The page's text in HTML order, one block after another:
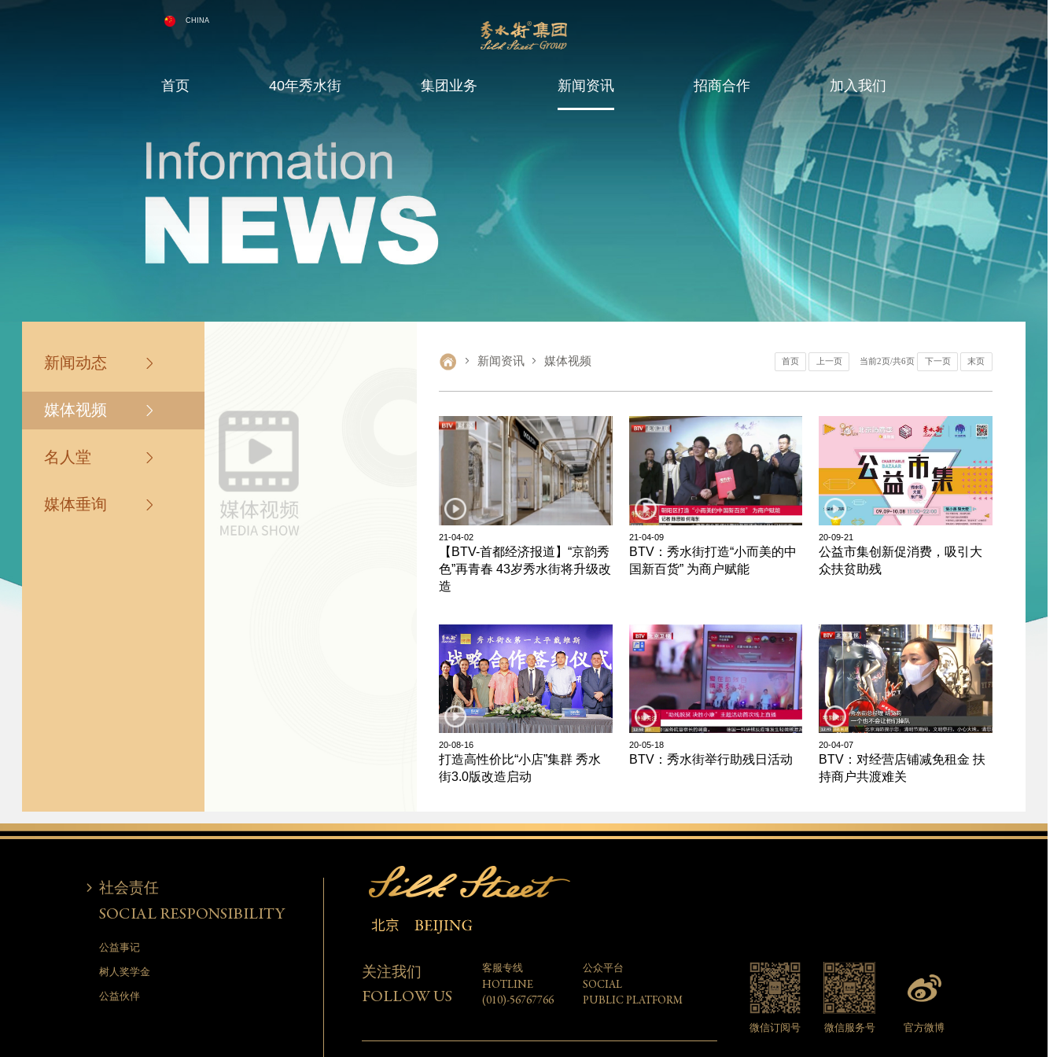
CHINA
首页 40年秀水街 集团业务 新闻资讯 招商合作 加入我们
品牌故事
集团荣誉墙
秀水街商业
品质中国
新闻动态
媒体视频
选商手册
人才理念
团队建设
新闻动态
媒体视频
名人堂
媒体垂询
新闻资讯 媒体视频 首页 上一页 当前2页/共6页 下一页 末页
21-04-02
【BTV-首都经济报道】“京韵秀
色”再青春 43岁秀水街将升级改
造
21-04-09
BTV：秀水街打造“小而美的中
国新百货” 为商户赋能
20-09-21
公益市集创新促消费，吸引大
众扶贫助残
20-08-16
打造高性价比“小店”集群 秀水
街3.0版改造启动
20-05-18
BTV：秀水街举行助残日活动
20-04-07
BTV：对经营店铺减免租金 扶
持商户共渡难关
社会责任
SOCIAL RESPONSIBILITY
公益事记
树人奖学金
公益伙伴
关注我们
FOLLOW US
客服专线
HOTLINE
(010)-56767766
公众平台
SOCIAL
PUBLIC PLATFORM
微信订阅号 微信服务号 官方微博